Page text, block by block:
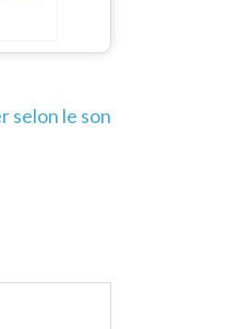
selon le son